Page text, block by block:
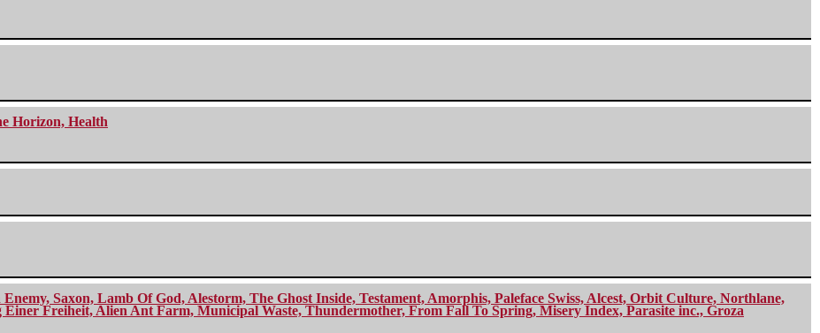
Horizon, Health
Saxon, Lamb Of God, Alestorm, The Ghost Inside, Testament, Amorphis, Paleface Swiss, Alcest, Orbit Culture, Northlane,
Einer Freiheit, Alien Ant Farm, Municipal Waste, Thundermother, From Fall To Spring, Misery Index, Parasite inc., Groza